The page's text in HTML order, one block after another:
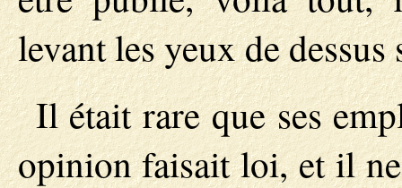
levant les yeux de
Il était rare que ses
opinion faisait loi, et il